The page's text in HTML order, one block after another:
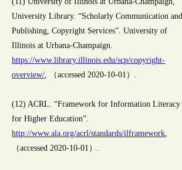
University Library. “Scholarly Communication and
Publishing, Copyright Services”. University of
Illinois at Urbana-Champaign.
https://www.library.illinois.edu/scp/copyright-
overview/ , （accessed 2020-10-01）.
(12) ACRL. “Framework for Information Literacy
for Higher Education”.
http://www.ala.org/acrl/standards/ilframework,
（accessed 2020-10-01）.